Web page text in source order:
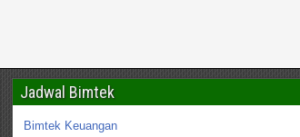
Jadwal Bimtek
Bimtek Keuangan